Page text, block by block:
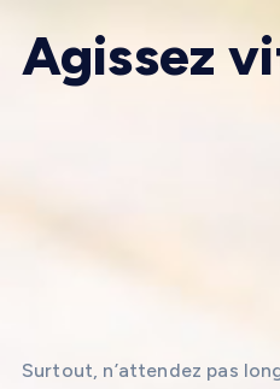
Agissez
Surtout, n’attendez pas